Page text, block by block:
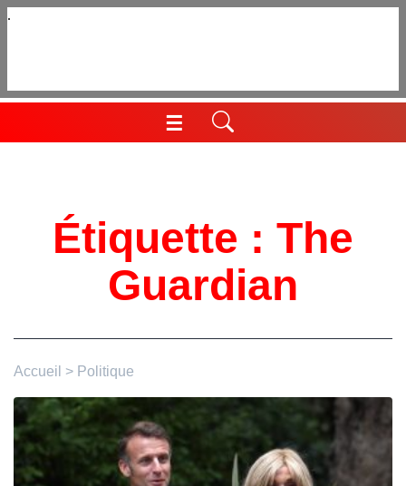
Aller
☰
Menu
Étiquette : The
Guardian
Accueil > Politique